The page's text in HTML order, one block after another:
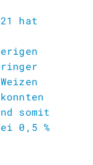
hat
somit
0,5 %